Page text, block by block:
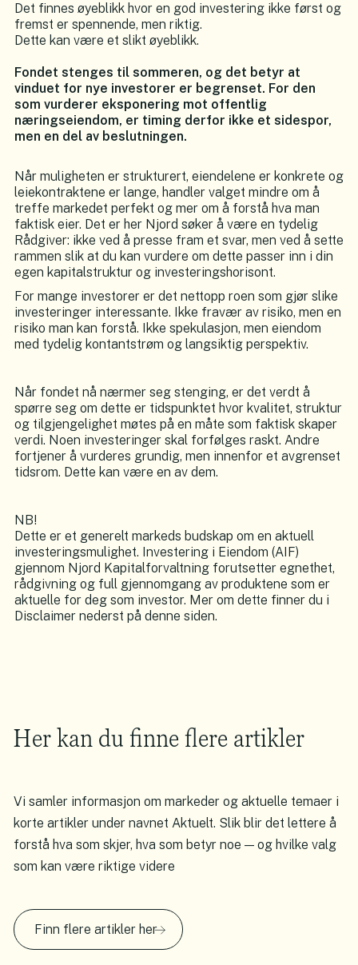
Det finnes øyeblikk hvor en god investering ikke først og
fremst er spennende, men riktig.
Dette kan være et slikt øyeblikk.
Fondet stenges til sommeren, og det betyr at
vinduet for nye investorer er begrenset. For den
som vurderer eksponering mot offentlig
næringseiendom, er timing derfor ikke et sidespor,
men en del av beslutningen.
Når muligheten er strukturert, eiendelene er konkrete og
leiekontraktene er lange, handler valget mindre om å
treffe markedet perfekt og mer om å forstå hva man
faktisk eier. Det er her Njord søker å være en tydelig
Rådgiver: ikke ved å presse fram et svar, men ved å sette
rammen slik at du kan vurdere om dette passer inn i din
egen kapitalstruktur og investeringshorisont.
For mange investorer er det nettopp roen som gjør slike
investeringer interessante. Ikke fravær av risiko, men en
risiko man kan forstå. Ikke spekulasjon, men eiendom
med tydelig kontantstrøm og langsiktig perspektiv.
Når fondet nå nærmer seg stenging, er det verdt å
spørre seg om dette er tidspunktet hvor kvalitet, struktur
og tilgjengelighet møtes på en måte som faktisk skaper
verdi. Noen investeringer skal forfølges raskt. Andre
fortjener å vurderes grundig, men innenfor et avgrenset
tidsrom. Dette kan være en av dem.
NB!
Dette er et generelt markeds budskap om en aktuell
investeringsmulighet. Investering i Eiendom (AIF)
gjennom Njord Kapitalforvaltning forutsetter egnethet,
rådgivning og full gjennomgang av produktene som er
aktuelle for deg som investor. Mer om dette finner du i
Disclaimer nederst på denne siden.
Her kan du finne flere artikler
Vi samler informasjon om markeder og aktuelle temaer i
korte artikler under navnet Aktuelt. Slik blir det lettere å
forstå hva som skjer, hva som betyr noe — og hvilke valg
som kan være riktige videre
Finn flere artikler her